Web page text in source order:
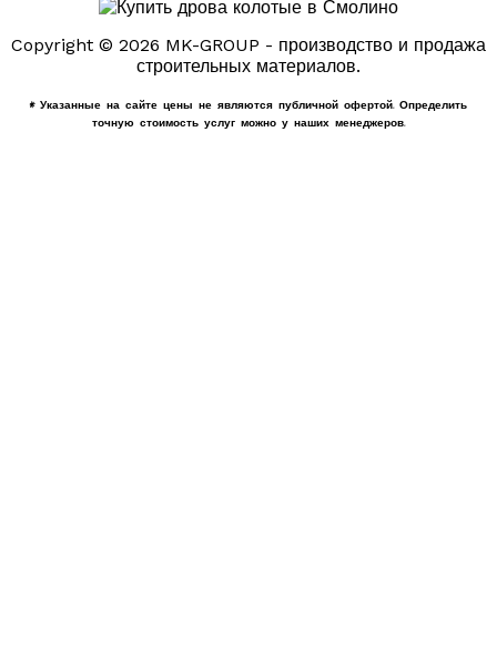
Copyright © 2026 MK-GROUP - производство и продажа
строительных материалов.
* Указанные на сайте цены не являются публичной офертой. Определить
точную стоимость услуг можно у наших менеджеров.